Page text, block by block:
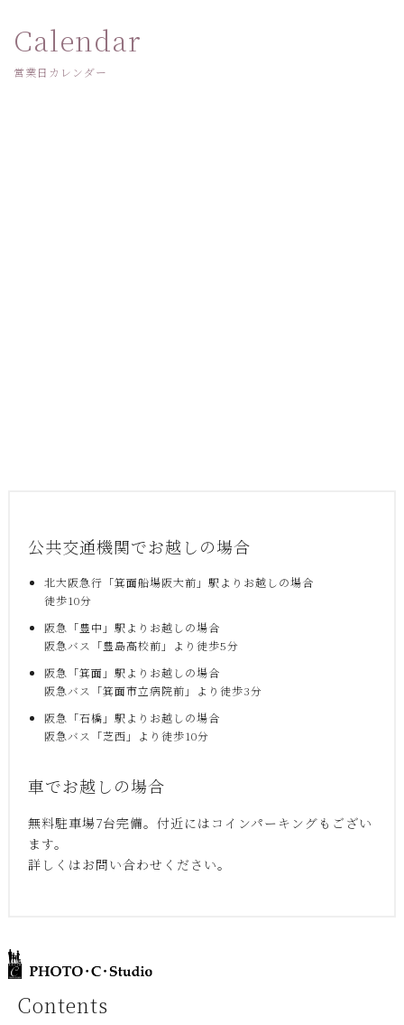
Calendar
営業日カレンダー
公共交通機関でお越しの場合
北大阪急行「箕面船場阪大前」駅よりお越しの場合
徒歩10分
阪急「豊中」駅よりお越しの場合
阪急バス「豊島高校前」より徒歩5分
阪急「箕面」駅よりお越しの場合
阪急バス「箕面市立病院前」より徒歩3分
阪急「石橋」駅よりお越しの場合
阪急バス「芝西」より徒歩10分
車でお越しの場合
無料駐車場7台完備。付近にはコインパーキングもござい
ます。
詳しくはお問い合わせください。
Contents